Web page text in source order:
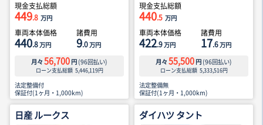
現金支払総額
449.8 万円
車両本体価格
440.8万円
諸費用
9.0万円
月々 56,700 円 (96回払い)
ローン支払総額 5,446,119円
法定整備付
保証付(1ヶ月・1,000km)
現金支払総額
440.5 万円
車両本体価格
422.9万円
諸費用
17.6万円
月々 55,500 円 (96回払い)
ローン支払総額 5,333,516円
法定整備無
保証付(1ヶ月・1,000km)
日産 ルークス ダイハツ タント